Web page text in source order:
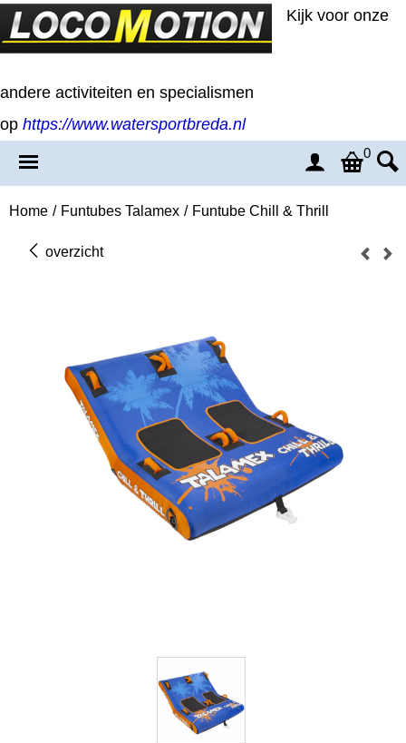
Kijk voor onze
andere activiteiten en specialismen
op https://www.watersportbreda.nl
0
Home / Funtubes Talamex / Funtube Chill & Thrill
overzicht